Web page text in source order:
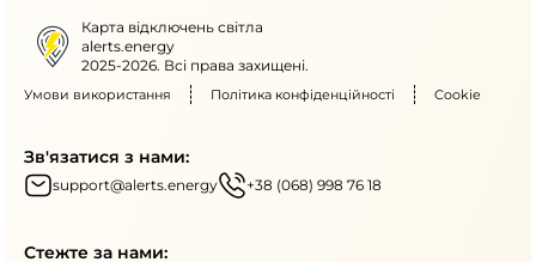
Карта відключень світла
alerts.energy
2025-2026. Всі права захищені.
Умови використання Політика конфіденційності Cookie
Зв'язатися з нами:
support@alerts.energy +38 (068) 998 76 18
Стежте за нами: